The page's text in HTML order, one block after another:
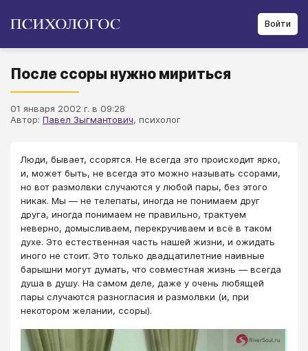
Войти
После ссоры нужно мириться
01 января 2002 г. в 09:28
Автор: Павел Зыгмантович, психолог
Люди, бывает, ссорятся. Не всегда это происходит ярко,
и, может быть, не всегда это можно называть ссорами,
но вот размолвки случаются у любой пары, без этого
никак. Мы — не телепаты, иногда не понимаем друг
друга, иногда понимаем не правильно, трактуем
неверно, домысливаем, перекручиваем и всё в таком
духе. Это естественная часть нашей жизни, и ожидать
иного не стоит. Это только двадцатилетние наивные
барышни могут думать, что совместная жизнь — всегда
душа в душу. На самом деле, даже у очень любящей
пары случаются разногласия и размолвки (и, при
некотором желании, ссоры).